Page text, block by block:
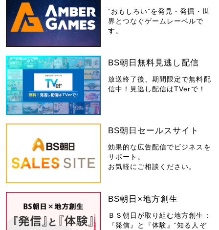
“おもしろい”を発見・発掘・世
界とつなぐゲームレーベルで
す。
BS朝日無料見逃し配信
放送終了後、期間限定で無料配
信中！見逃し配信はTVerで！
BS朝日セールスサイト
効果的な広告配信でビジネスを
サポート。
お気軽にご相談ください。
BS朝日×地方創生
ＢＳ朝日が取り組む地方創生：
『発信』と『体験』“知る人ぞ